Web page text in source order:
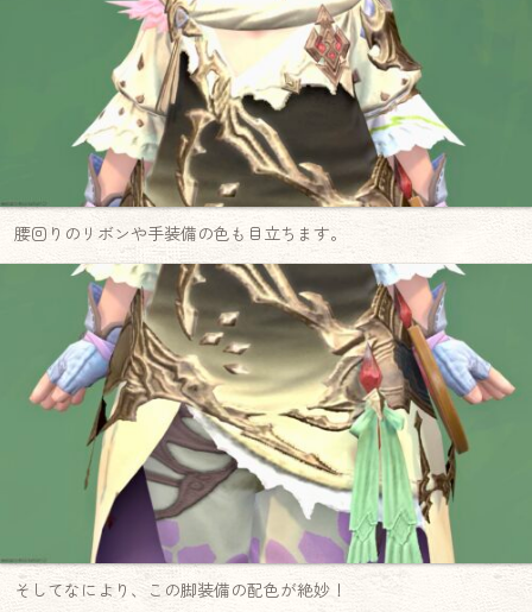
腰回りのリボンや手装備の色も目立ちます。
そしてなにより、この脚装備の配色が絶妙！